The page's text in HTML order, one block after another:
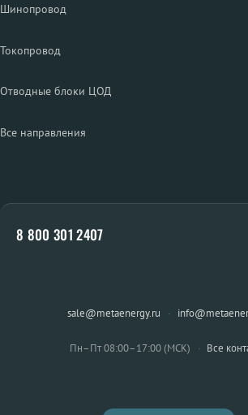
Шинопровод
Токопровод
Отводные блоки ЦОД
Все направления
8 800 301 2407
sale@metaenergy.ru ·
Пн–Пт 08:00–17:00 (МСК) · Все